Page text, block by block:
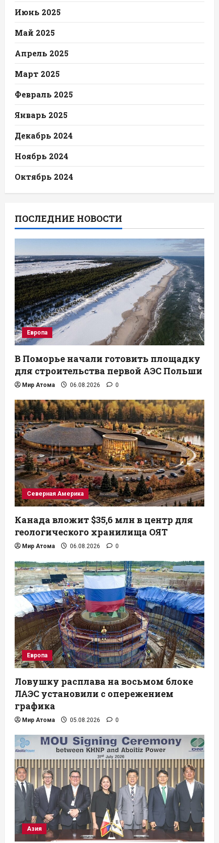
Июнь 2025
Май 2025
Апрель 2025
Март 2025
Февраль 2025
Январь 2025
Декабрь 2024
Ноябрь 2024
Октябрь 2024
ПОСЛЕДНИЕ НОВОСТИ
Европа
В Поморье начали готовить площадку
для строительства первой АЭС Польши
Мир Атома 06.08.2026 0
Северная Америка
Канада вложит $35,6 млн в центр для
геологического хранилища ОЯТ
Мир Атома 06.08.2026 0
Европа
Ловушку расплава на восьмом блоке
ЛАЭС установили с опережением
графика
Мир Атома 05.08.2026 0
Азия